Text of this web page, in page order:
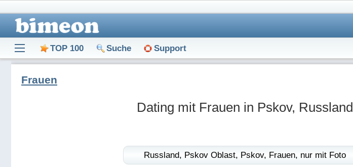
TOP 100 Suche Support
Dating mit Frauen in Pskov, Russland
Frauen
Russland, Pskov Oblast, Pskov, Frauen, nur mit Foto